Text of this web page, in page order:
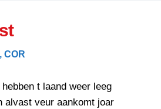
PAZZIPANTEN
COR
t laand weer leeg
alvast veur aankomt joar